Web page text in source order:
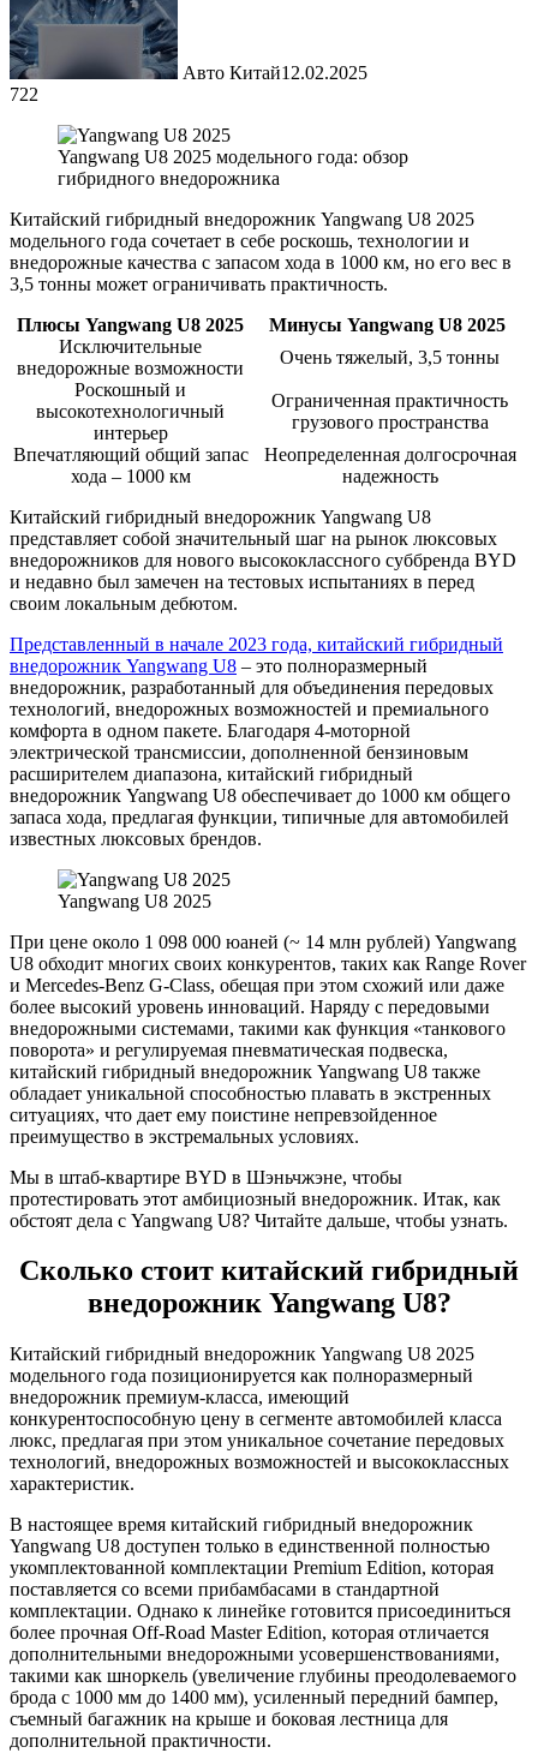
Авто Китай12.02.2025
722
Yangwang U8 2025 модельного года: обзор
гибридного внедорожника
Китайский гибридный внедорожник Yangwang U8 2025
модельного года сочетает в себе роскошь, технологии и
внедорожные качества с запасом хода в 1000 км, но его вес в
3,5 тонны может ограничивать практичность.
Плюсы Yangwang U8 2025
Минусы Yangwang U8 2025
Исключительные
внедорожные возможности
Очень тяжелый, 3,5 тонны
Роскошный и
высокотехнологичный
интерьер
Ограниченная практичность
грузового пространства
Впечатляющий общий запас
хода – 1000 км
Неопределенная долгосрочная
надежность
Китайский гибридный внедорожник Yangwang U8
представляет собой значительный шаг на рынок люксовых
внедорожников для нового высококлассного суббренда BYD
и недавно был замечен на тестовых испытаниях в перед
своим локальным дебютом.
Представленный в начале 2023 года, китайский гибридный
внедорожник Yangwang U8 – это полноразмерный
внедорожник, разработанный для объединения передовых
технологий, внедорожных возможностей и премиального
комфорта в одном пакете. Благодаря 4-моторной
электрической трансмиссии, дополненной бензиновым
расширителем диапазона, китайский гибридный
внедорожник Yangwang U8 обеспечивает до 1000 км общего
запаса хода, предлагая функции, типичные для автомобилей
известных люксовых брендов.
Yangwang U8 2025
При цене около 1 098 000 юаней (~ 14 млн рублей) Yangwang
U8 обходит многих своих конкурентов, таких как Range Rover
и Mercedes-Benz G-Class, обещая при этом схожий или даже
более высокий уровень инноваций. Наряду с передовыми
внедорожными системами, такими как функция «танкового
поворота» и регулируемая пневматическая подвеска,
китайский гибридный внедорожник Yangwang U8 также
обладает уникальной способностью плавать в экстренных
ситуациях, что дает ему поистине непревзойденное
преимущество в экстремальных условиях.
Мы в штаб-квартире BYD в Шэньчжэне, чтобы
протестировать этот амбициозный внедорожник. Итак, как
обстоят дела с Yangwang U8? Читайте дальше, чтобы узнать.
Сколько стоит китайский гибридный
внедорожник Yangwang U8?
Китайский гибридный внедорожник Yangwang U8 2025
модельного года позиционируется как полноразмерный
внедорожник премиум-класса, имеющий
конкурентоспособную цену в сегменте автомобилей класса
люкс, предлагая при этом уникальное сочетание передовых
технологий, внедорожных возможностей и высококлассных
характеристик.
В настоящее время китайский гибридный внедорожник
Yangwang U8 доступен только в единственной полностью
укомплектованной комплектации Premium Edition, которая
поставляется со всеми прибамбасами в стандартной
комплектации. Однако к линейке готовится присоединиться
более прочная Off-Road Master Edition, которая отличается
дополнительными внедорожными усовершенствованиями,
такими как шноркель (увеличение глубины преодолеваемого
брода с 1000 мм до 1400 мм), усиленный передний бампер,
съемный багажник на крыше и боковая лестница для
дополнительной практичности.